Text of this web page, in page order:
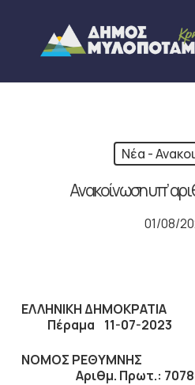
content
Νέα -
Ανακοίνωση υπ’
01/08/
ΕΛΛΗΝΙΚΗ
Πέραμα 11-07-2023
ΝΟΜΟΣ
Αριθμ. Πρωτ.: 7078